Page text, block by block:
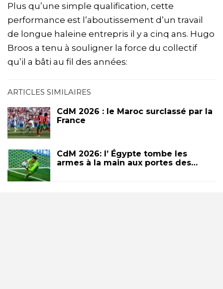
Plus qu’une simple qualification, cette
performance est l’aboutissement d’un travail
de longue haleine entrepris il y a cinq ans. Hugo
Broos a tenu à souligner la force du collectif
qu’il a bâti au fil des années:
ARTICLES SIMILAIRES
CdM 2026 : le Maroc surclassé par la
France
CdM 2026: l’ Égypte tombe les
armes à la main aux portes des…